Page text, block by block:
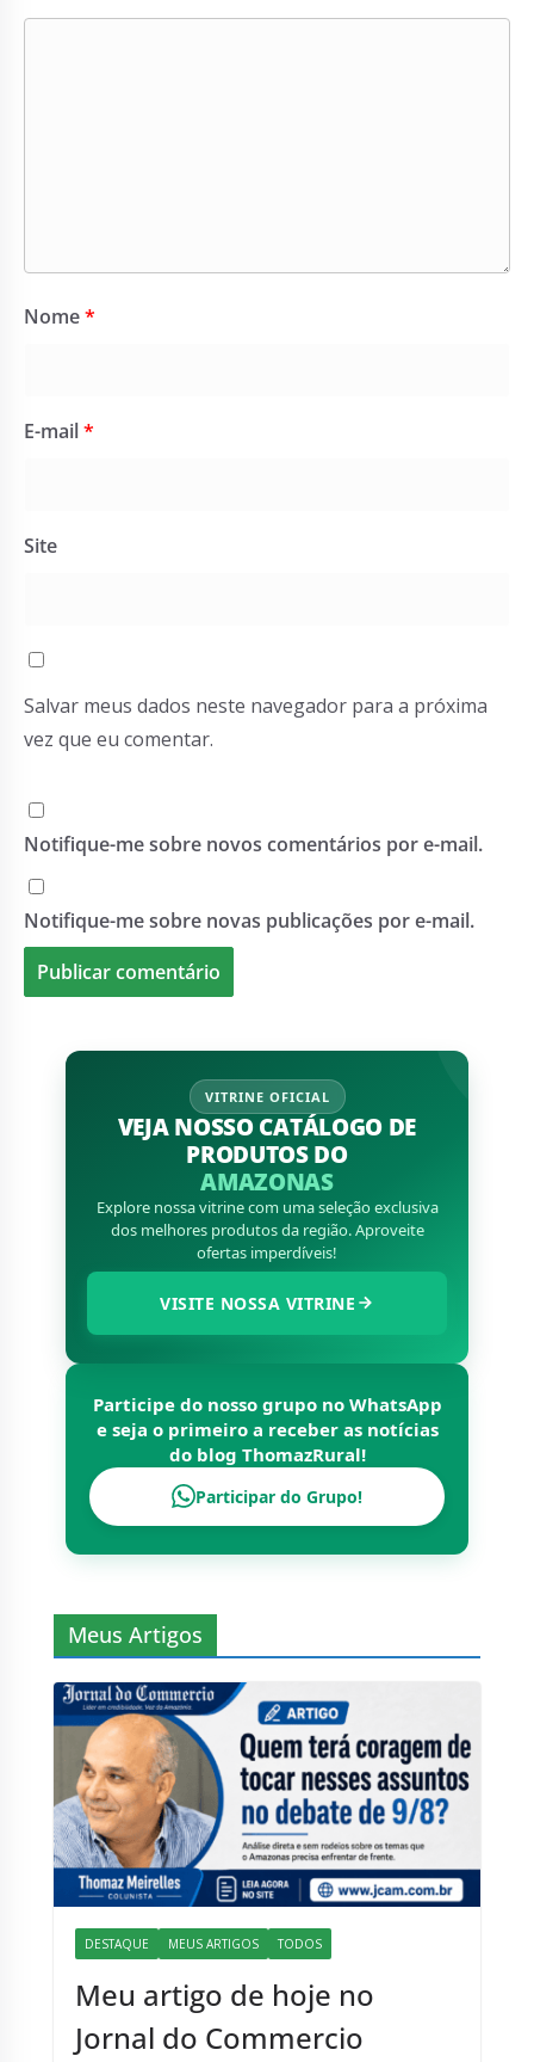
Nome*
E-mail*
Site
Salvar meus dados neste navegador para a próxima
vez que eu comentar.
Notifique-me sobre novos comentários por e-mail.
Notifique-me sobre novas publicações por e-mail.
VITRINE OFICIAL
VEJA NOSSO CATÁLOGO DE
PRODUTOS DO
AMAZONAS
Explore nossa vitrine com uma seleção exclusiva
dos melhores produtos da região. Aproveite
ofertas imperdíveis!
VISITE NOSSA VITRINE
Participe do nosso grupo no WhatsApp
e seja o primeiro a receber as notícias
do blog ThomazRural!
Participar do Grupo!
Meus Artigos
DESTAQUE MEUS ARTIGOS TODOS
Meu artigo de hoje no
Jornal do Commercio